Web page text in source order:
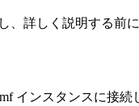
、詳しく説明する前
インスタンスに接続